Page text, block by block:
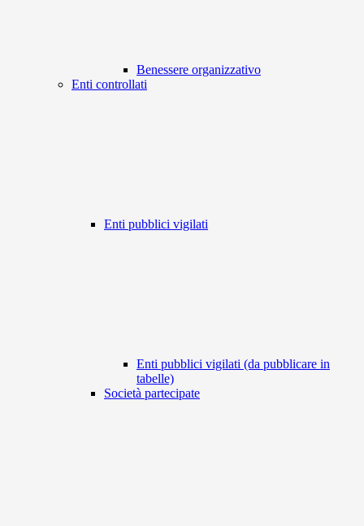
Benessere organizzativo
Enti controllati
Enti pubblici vigilati
Enti pubblici vigilati (da pubblicare in
tabelle)
Società partecipate